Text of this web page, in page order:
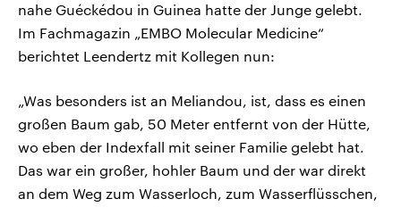
nahe Guéckédou in Guinea hatte der Junge gelebt.
Im Fachmagazin „EMBO Molecular Medicine“
berichtet Leendertz mit Kollegen nun:
„Was besonders ist an Meliandou, ist, dass es einen
großen Baum gab, 50 Meter entfernt von der Hütte,
wo eben der Indexfall mit seiner Familie gelebt hat.
Das war ein großer, hohler Baum und der war direkt
an dem Weg zum Wasserloch, zum Wasserflüsschen,